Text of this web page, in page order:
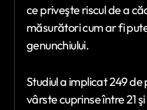
ce priveşte riscul de a
măsurători cum ar fi
genunchiului.
Studiul a implicat 249
vârste cuprinse între 21